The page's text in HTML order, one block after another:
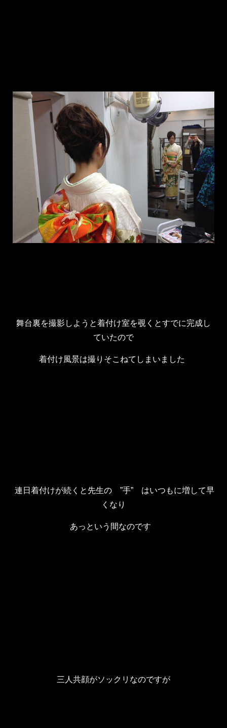
舞台裏を撮影しようと着付け室を覗くとすでに完成し
ていたので
着付け風景は撮りそこねてしまいました
連日着付けが続くと先生の ”手” はいつもに増して早
くなり
あっという間なのです
三人共顔がソックリなのですが